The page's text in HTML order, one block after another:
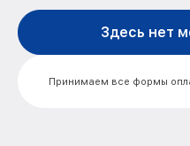
Ремонт или замена
стиральной машины Haier
Замена мотора
стиральной машины Haier
Принимаем все формы
Здесь нет